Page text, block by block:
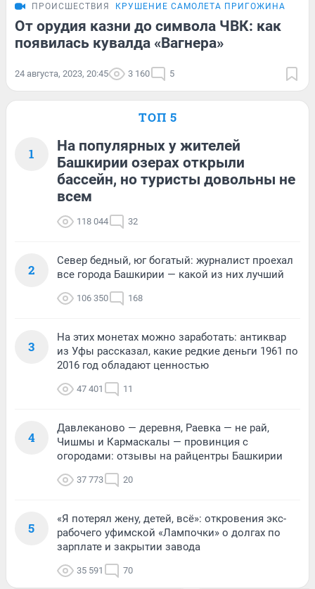
ПРОИСШЕСТВИЯ КРУШЕНИЕ САМОЛЕТА ПРИГОЖИНА
От орудия казни до символа ЧВК: как
появилась кувалда «Вагнера»
24 августа, 2023, 20:45 3 160 5
ТОП 5
1
На популярных у жителей
Башкирии озерах открыли
бассейн, но туристы довольны не
всем
118 044 32
2
Север бедный, юг богатый: журналист проехал
все города Башкирии — какой из них лучший
106 350 168
3
На этих монетах можно заработать: антиквар
из Уфы рассказал, какие редкие деньги 1961 по
2016 год обладают ценностью
47 401 11
4
Давлеканово — деревня, Раевка — не рай,
Чишмы и Кармаскалы — провинция с
огородами: отзывы на райцентры Башкирии
37 773 20
5
«Я потерял жену, детей, всё»: откровения экс-
рабочего уфимской «Лампочки» о долгах по
зарплате и закрытии завода
35 591 70